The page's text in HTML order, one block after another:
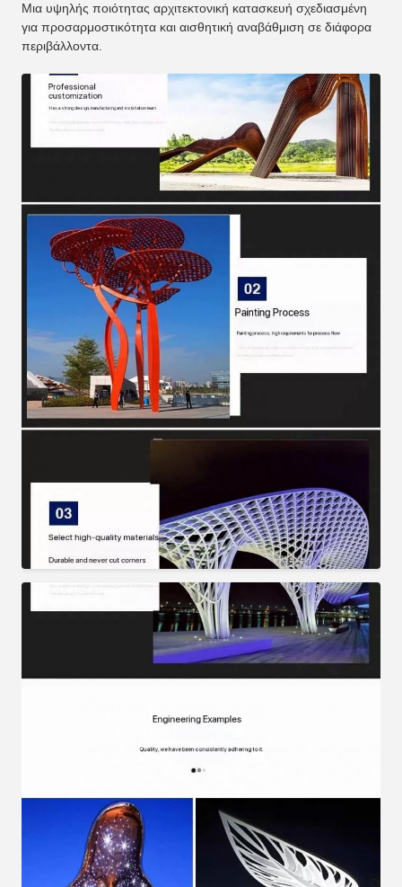
Μια υψηλής ποιότητας αρχιτεκτονική κατασκευή σχεδιασμένη
για προσαρμοστικότητα και αισθητική αναβάθμιση σε διάφορα
περιβάλλοντα.